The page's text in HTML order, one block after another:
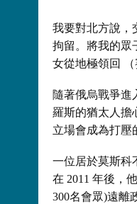
我要對北方說，
拘留。將我的眾
女從地極領回 （
隨著俄烏戰爭進
羅斯的猶太人擔
立場會成為打壓
一位居於莫斯科
在 2011 年後，
300名會眾)遠離